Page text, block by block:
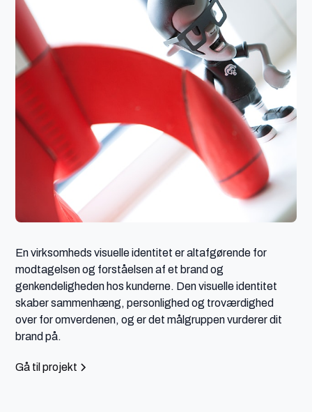
En virksomheds visuelle identitet er altafgørende for
modtagelsen og forståelsen af et brand og
genkendeligheden hos kunderne. Den visuelle identitet
skaber sammenhæng, personlighed og troværdighed
over for omverdenen, og er det målgruppen vurderer dit
brand på.
Gå til projekt